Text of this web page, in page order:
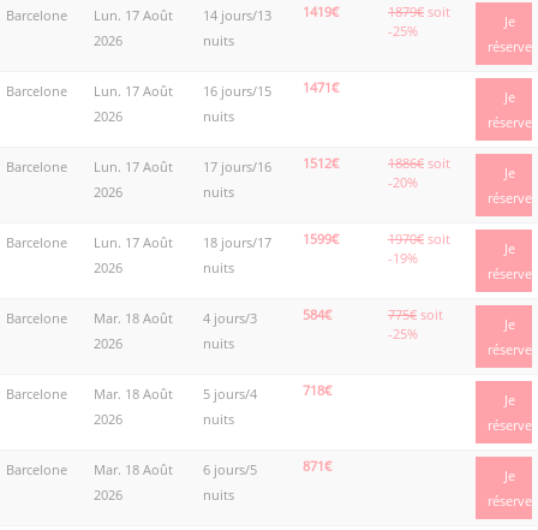
Barcelone
Lun. 17 Août
2026
14 jours/13
nuits
1419€ 1879€ soit
-25%
Je
réserve
Barcelone
Lun. 17 Août
2026
16 jours/15
nuits
1471€
Je
réserve
Barcelone
Lun. 17 Août
2026
17 jours/16
nuits
1512€ 1886€ soit
-20%
Je
réserve
Barcelone
Lun. 17 Août
2026
18 jours/17
nuits
1599€ 1970€ soit
-19%
Je
réserve
Barcelone
Mar. 18 Août
2026
4 jours/3
nuits
584€ 775€ soit
-25%
Je
réserve
Barcelone
Mar. 18 Août
2026
5 jours/4
nuits
718€
Je
réserve
Barcelone
Mar. 18 Août
2026
6 jours/5
nuits
871€
Je
réserve